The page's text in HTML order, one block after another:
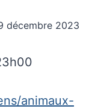
décembre 2023
animaux-